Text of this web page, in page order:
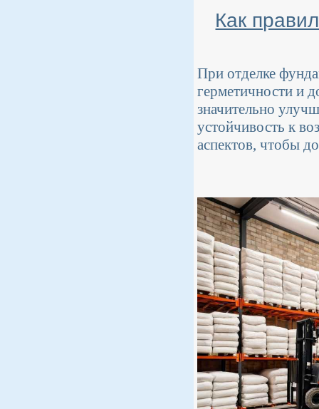
Как
При отделке
герметичности и
значительно
устойчивость к
аспектов, чтобы